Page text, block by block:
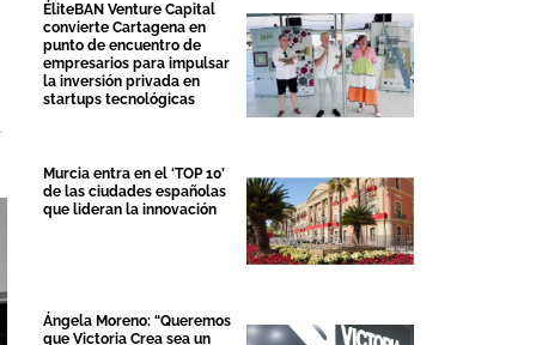
ÉliteBAN Venture Capital
convierte Cartagena en
punto de encuentro de
empresarios para impulsar
la inversión privada en
startups tecnológicas
Murcia entra en el ‘TOP 10’
de las ciudades españolas
que lideran la innovación
Ángela Moreno: “Queremos
que Victoria Crea sea un